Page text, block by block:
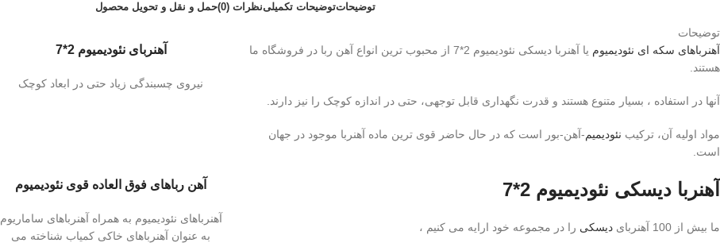
توضیحاتتوضیحات تکمیلینظرات (0) حمل و نقل و تحویل محصول
توضیحات
آهنرباهای سکه ای نئودیمیوم
یا آهنربا دیسکی نئودیمیوم 2*7 از محبوب ترین انواع آهن ربا در فروشگاه ما
هستند.
آنها در استفاده ، بسیار متنوع هستند و قدرت نگهداری قابل توجهی، حتی در اندازه کوچک را نیز دارند.
مواد اولیه آن، ترکیب نئودیمیم-آهن-بور است که در حال حاضر قوی ترین ماده آهنربا موجود در جهان
است.
آهنربا دیسکی نئودیمیوم 2*7
ما بیش از 100 آهنربای دیسکی را در مجموعه خود ارایه می کنیم ،
آهنربای نئودیمیوم 2*7
نیروی چسبندگی زیاد حتی در ابعاد کوچک
آهن رباهای فوق العاده قوی نئودیمیوم
آهنرباهای نئودیمیوم به همراه آهنرباهای ساماریوم
به عنوان آهنرباهای خاکی کمیاب شناخته می